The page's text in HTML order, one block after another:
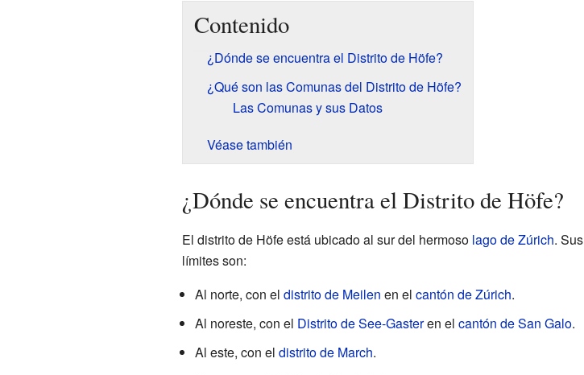
Contenido
¿Dónde se encuentra el Distrito de Höfe?
¿Qué son las Comunas del Distrito de Höfe?
Las Comunas y sus Datos
Véase también
¿Dónde se encuentra el Distrito de Höfe?
El distrito de Höfe está ubicado al sur del hermoso lago de Zúrich. Sus
límites son:
Al norte, con el distrito de Meilen en el cantón de Zúrich.
Al noreste, con el Distrito de See-Gasteren el cantón de San Galo.
Al este, con el distrito de March.